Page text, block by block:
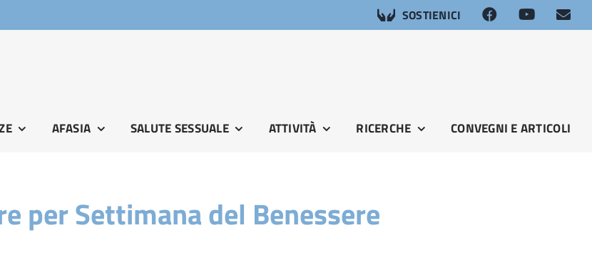
SOSTIENICI
AFASIA SALUTE SESSUALE ATTIVITÀ RICERCHE CONVEGNI E ARTICOLI
per Settimana del Benessere